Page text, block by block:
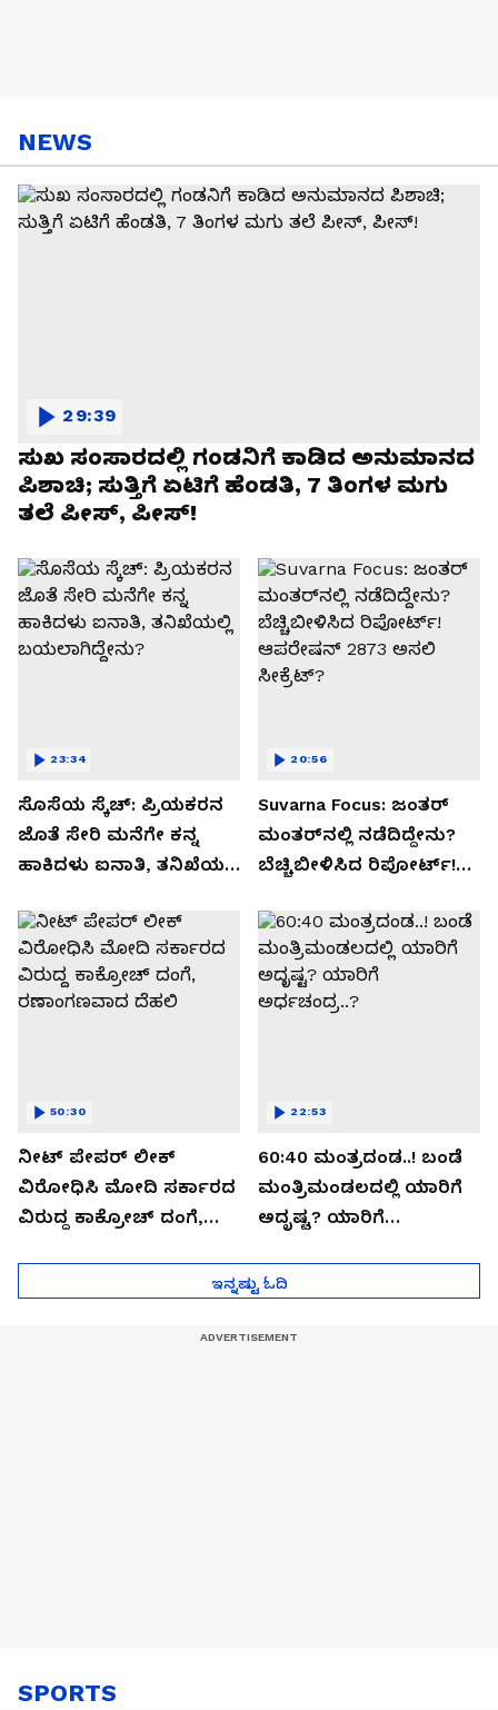
NEWS
ಸುಖ ಸಂಸಾರದಲ್ಲಿ ಗಂಡನಿಗೆ ಕಾಡಿದ ಅನುಮಾನದ
ಪಿಶಾಚಿ; ಸುತ್ತಿಗೆ ಏಟಿಗೆ ಹೆಂಡತಿ, 7 ತಿಂಗಳ ಮಗು
ತಲೆ ಪೀಸ್, ಪೀಸ್!
29:39
ಸೊಸೆಯ ಸ್ಕೆಚ್: ಪ್ರಿಯಕರನ
ಜೊತೆ ಸೇರಿ ಮನೆಗೇ ಕನ್ನ
ಹಾಕಿದಳು ಐನಾತಿ, ತನಿಖೆಯಲ್ಲಿ
23:34
Suvarna Focus: ಜಂತರ್
ಮಂತರ್‌ನಲ್ಲಿ ನಡೆದಿದ್ದೇನು?
ಬೆಚ್ಚಿಬೀಳಿಸಿದ ರಿಪೋರ್ಟ್!
ಸೀಕ್ರೆಟ್?
20:56
ನೀಟ್ ಪೇಪರ್ ಲೀಕ್
ವಿರೋಧಿಸಿ ಮೋದಿ ಸರ್ಕಾರದ
ವಿರುದ್ದ ಕಾಕ್ರೋಚ್ ದಂಗೆ,
50:30
60:40 ಮಂತ್ರದಂಡ..! ಬಂಡೆ
ಮಂತ್ರಿಮಂಡಲದಲ್ಲಿ ಯಾರಿಗೆ
ಅದೃಷ್ಟ? ಯಾರಿಗೆ
22:53
ಇನ್ನಷ್ಟು ಓದಿ
SPORTS